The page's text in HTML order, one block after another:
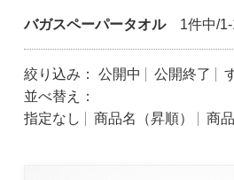
バガスペーパータオル1件中/1-
絞り込み： 公開中 公開終了
並べ替え：
指定なし
商品名（昇順） 商